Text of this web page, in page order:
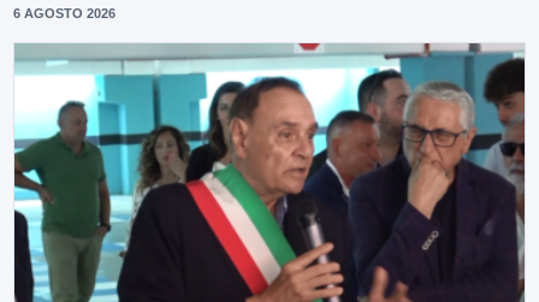
6 AGOSTO 2026